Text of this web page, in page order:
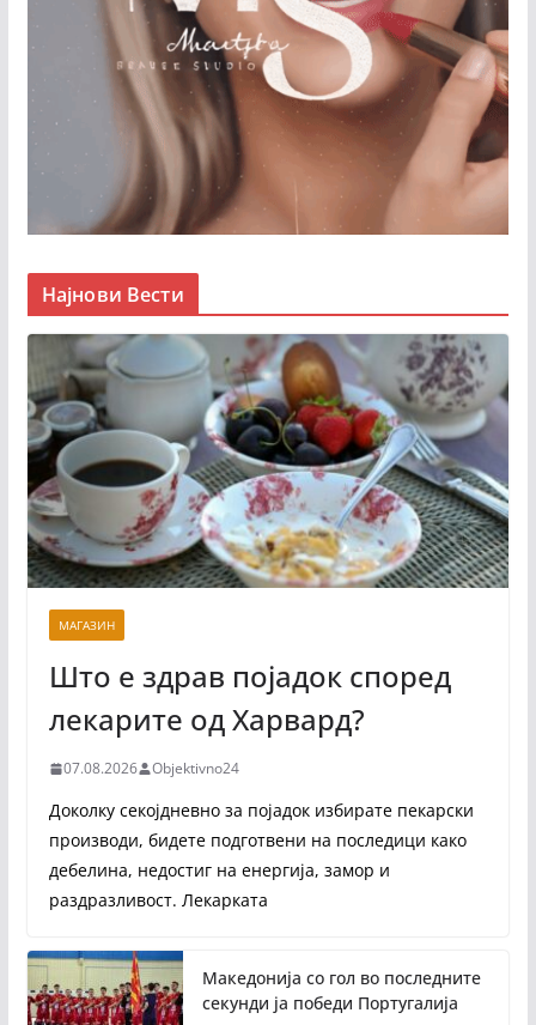
Најнови Вести
МАГАЗИН
Што е здрав појадок според
лекарите од Харвард?
07.08.2026 Objektivno24
Доколку секојдневно за појадок избирате пекарски
производи, бидете подготвени на последици како
дебелина, недостиг на енергија, замор и
раздразливост. Лекарката
Македонија со гол во последните
секунди ја победи Португалија